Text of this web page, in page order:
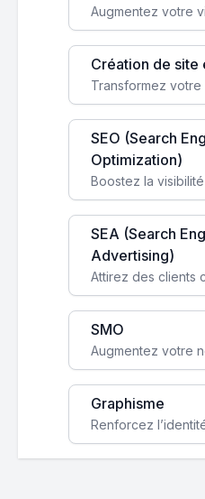
Création de
SEO (Search
Optimization)
SEA (Search
Advertising)
SMO
Graphisme